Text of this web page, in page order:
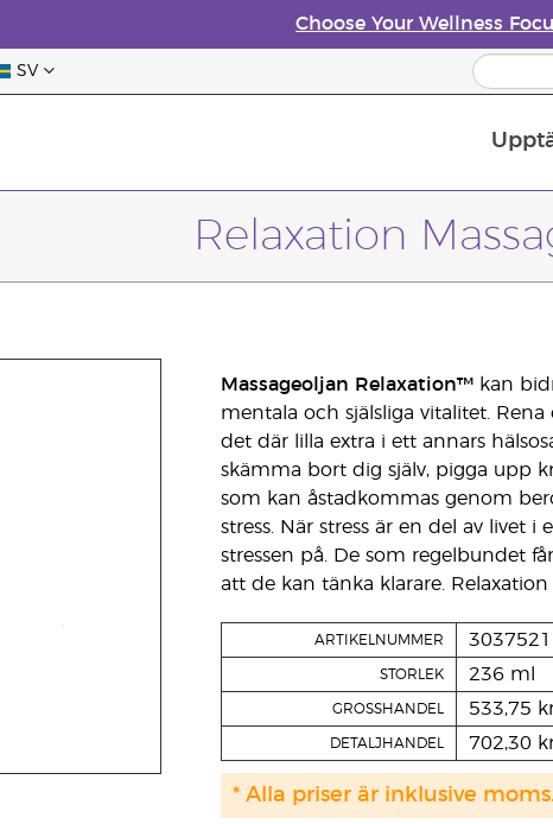
Choose Your Wellness
SV
Relaxation
Massageoljan Relaxation™kan
mentala och själsliga vitalitet.
det där lilla extra i ett annars
skämma bort dig själv, pigga upp
som kan åstadkommas genom
stress. När stress är en del av livet
stressen på. De som regelbundet
att de kan tänka klarare.
ARTIKELNUMMER 3037521
STORLEK 236 ml
GROSSHANDEL 533,75
DETALJHANDEL 702,30
* Alla priser är inklusive moms.